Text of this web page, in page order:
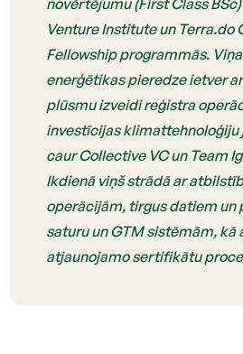
novērtējumu (First Class
Venture Institute un Terra.do
Fellowship programmās.
enerģētikas pieredze ietver
plūsmu izveidi reģistra
investīcijas klimattehnoloģiju
caur Collective VC un Team
Ikdienā viņš strādā ar
operācijām, tirgus datiem un
saturu un GTM sistēmām,
atjaunojamo sertifikātu